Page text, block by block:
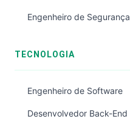
Engenheiro de Segurança
TECNOLOGIA
Engenheiro de Software
Desenvolvedor Back-End